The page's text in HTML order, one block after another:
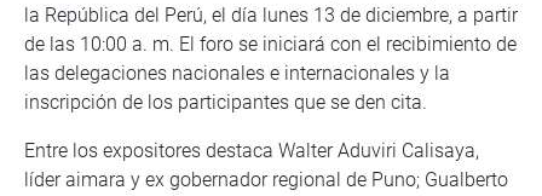
la República del Perú, el día lunes 13 de diciembre, a partir
de las 10:00 a. m. El foro se iniciará con el recibimiento de
las delegaciones nacionales e internacionales y la
inscripción de los participantes que se den cita.
Entre los expositores destaca Walter Aduviri Calisaya,
líder aimara y ex gobernador regional de Puno; Gualberto